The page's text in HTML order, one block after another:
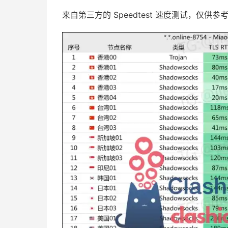
来自第三方的 Speedtest 速度测试，仅供参